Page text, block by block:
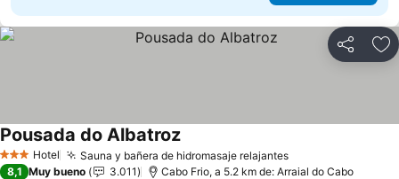
Compartir
3 Estrellas
Hotel Sauna y bañera de hidromasaje relajantesVer precios
Pousada do AlbatrozVer precios
8,1 Muy bueno 3.011 Cabo Frio, a 5.2 km de: Arraial do Cabo